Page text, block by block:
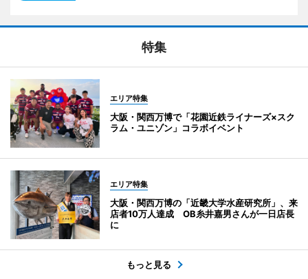
特集
エリア特集
大阪・関西万博で「花園近鉄ライナーズ×スク
ラム・ユニゾン」コラボイベント
エリア特集
大阪・関西万博の「近畿大学水産研究所」、来
店者10万人達成 OB糸井嘉男さんが一日店長
に
もっと見る